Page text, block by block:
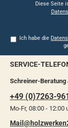
Diese Seite
Ich habe die
SERVICE-
Schreiner-Beratung
+49 (0)7263-
Mo-Fr, 08:00 - 12:00